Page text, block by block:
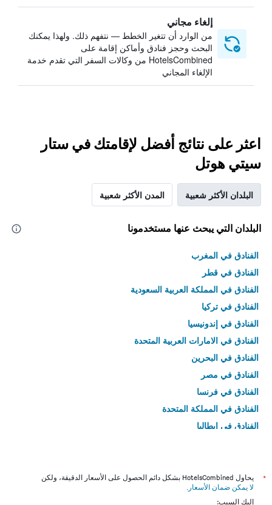
إلغاء مجاني
من الوارد أن تتغير الخطط — نتفهم ذلك. ولهذا يمكنك
البحث وحجز فنادق وأماكن إقامة على
HotelsCombined من وكالات السفر التي تقدم خدمة
الإلغاء المجاني
اعثر على نتائج أفضل لإقامتك في ستار
سيتي هوتل
البلدان الأكثر شعبية المدن الأكثر شعبية
البلدان التي يبحث عنها مستخدمونا
الفنادق في المغرب
الفنادق في قطر
الفنادق في المملكة العربية السعودية
الفنادق في تركيا
الفنادق في إندونيسيا
الفنادق في الامارات العربية المتحدة
الفنادق في البحرين
الفنادق في مصر
الفنادق في فرنسا
الفنادق في المملكة المتحدة
الفنادق في إيطاليا
*
يحاول HotelsCombined بشكل دائم الحصول على الأسعار الدقيقة، ولكن
لا يمكن ضمان الأسعار .
إليك السبب: